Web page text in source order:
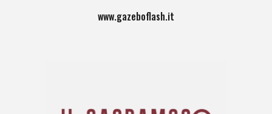
www.gazeboflash.it